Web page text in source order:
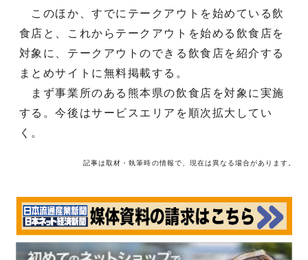
このほか、すでにテークアウトを始めている飲
食店と、これからテークアウトを始める飲食店を
対象に、テークアウトのできる飲食店を紹介する
まとめサイトに無料掲載する。
まず事業所のある熊本県の飲食店を対象に実施
する。今後はサービスエリアを順次拡大してい
く。
記事は取材・執筆時の情報で、現在は異なる場合があります。